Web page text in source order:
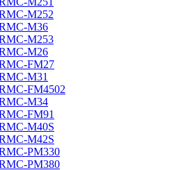
M252
M36
M253
M26
FM27
M31
FM4502
M34
FM91
M40S
M42S
PM330
PM380